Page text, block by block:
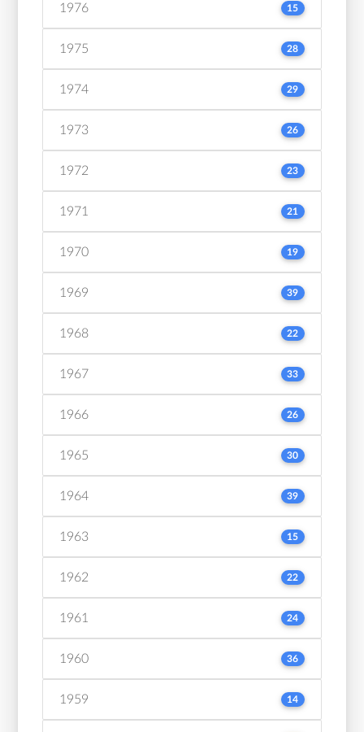
1976 15
1975 28
1974 29
1973 26
1972 23
1971 21
1970 19
1969 39
1968 22
1967 33
1966 26
1965 30
1964 39
1963 15
1962 22
1961 24
1960 36
1959 14